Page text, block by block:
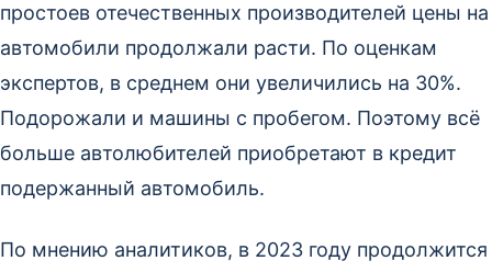
простоев отечественных производителей цены на
автомобили продолжали расти. По оценкам
экспертов, в среднем они увеличились на 30%.
Подорожали и машины с пробегом. Поэтому всё
больше автолюбителей приобретают в кредит
подержанный автомобиль.
По мнению аналитиков, в 2023 году продолжится